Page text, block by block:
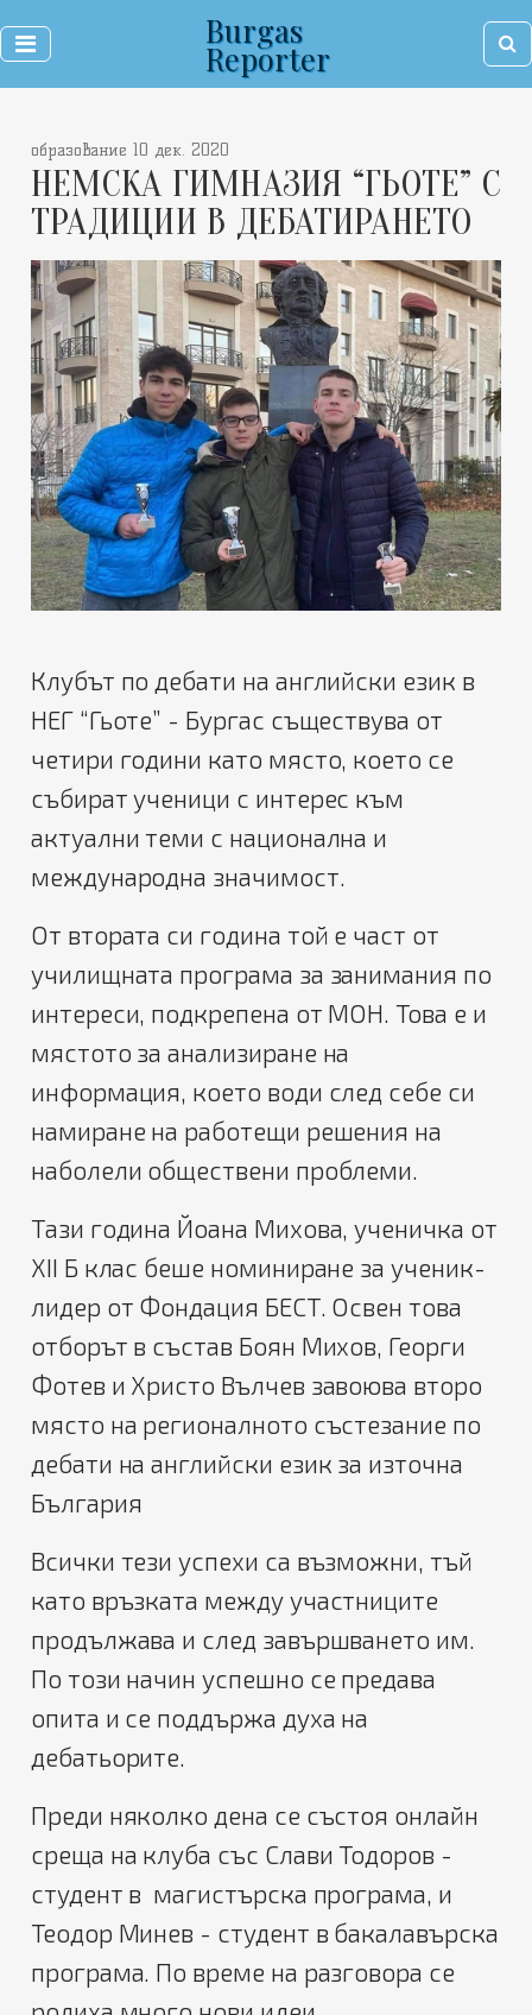
Burgas
Reporter
образование 10 дек. 2020
НЕМСКА ГИМНАЗИЯ “ГЬОТЕ” С
ТРАДИЦИИ В ДЕБАТИРАНЕТО
Клубът по дебати на английски език в
НЕГ “Гьоте” - Бургас съществува от
четири години като място, което се
събират ученици с интерес към
актуални теми с национална и
международна значимост.
От втората си година той е част от
училищната програма за занимания по
интереси, подкрепена от МОН. Това е и
мястото за анализиране на
информация, което води след себе си
намиране на работещи решения на
наболели обществени проблеми.
Тази година Йоана Михова, ученичка от
XII Б клас беше номиниране за ученик-
лидер от Фондация БЕСТ. Освен това
отборът в състав Боян Михов, Георги
Фотев и Христо Вълчев завоюва второ
място на регионалното състезание по
дебати на английски език за източна
България
Всички тези успехи са възможни, тъй
като връзката между участниците
продължава и след завършването им.
По този начин успешно се предава
опита и се поддържа духа на
дебатьорите.
Преди няколко дена се състоя онлайн
среща на клуба със Слави Тодоров -
студент в магистърска програма, и
Теодор Минев - студент в бакалавърска
програма. По време на разговора се